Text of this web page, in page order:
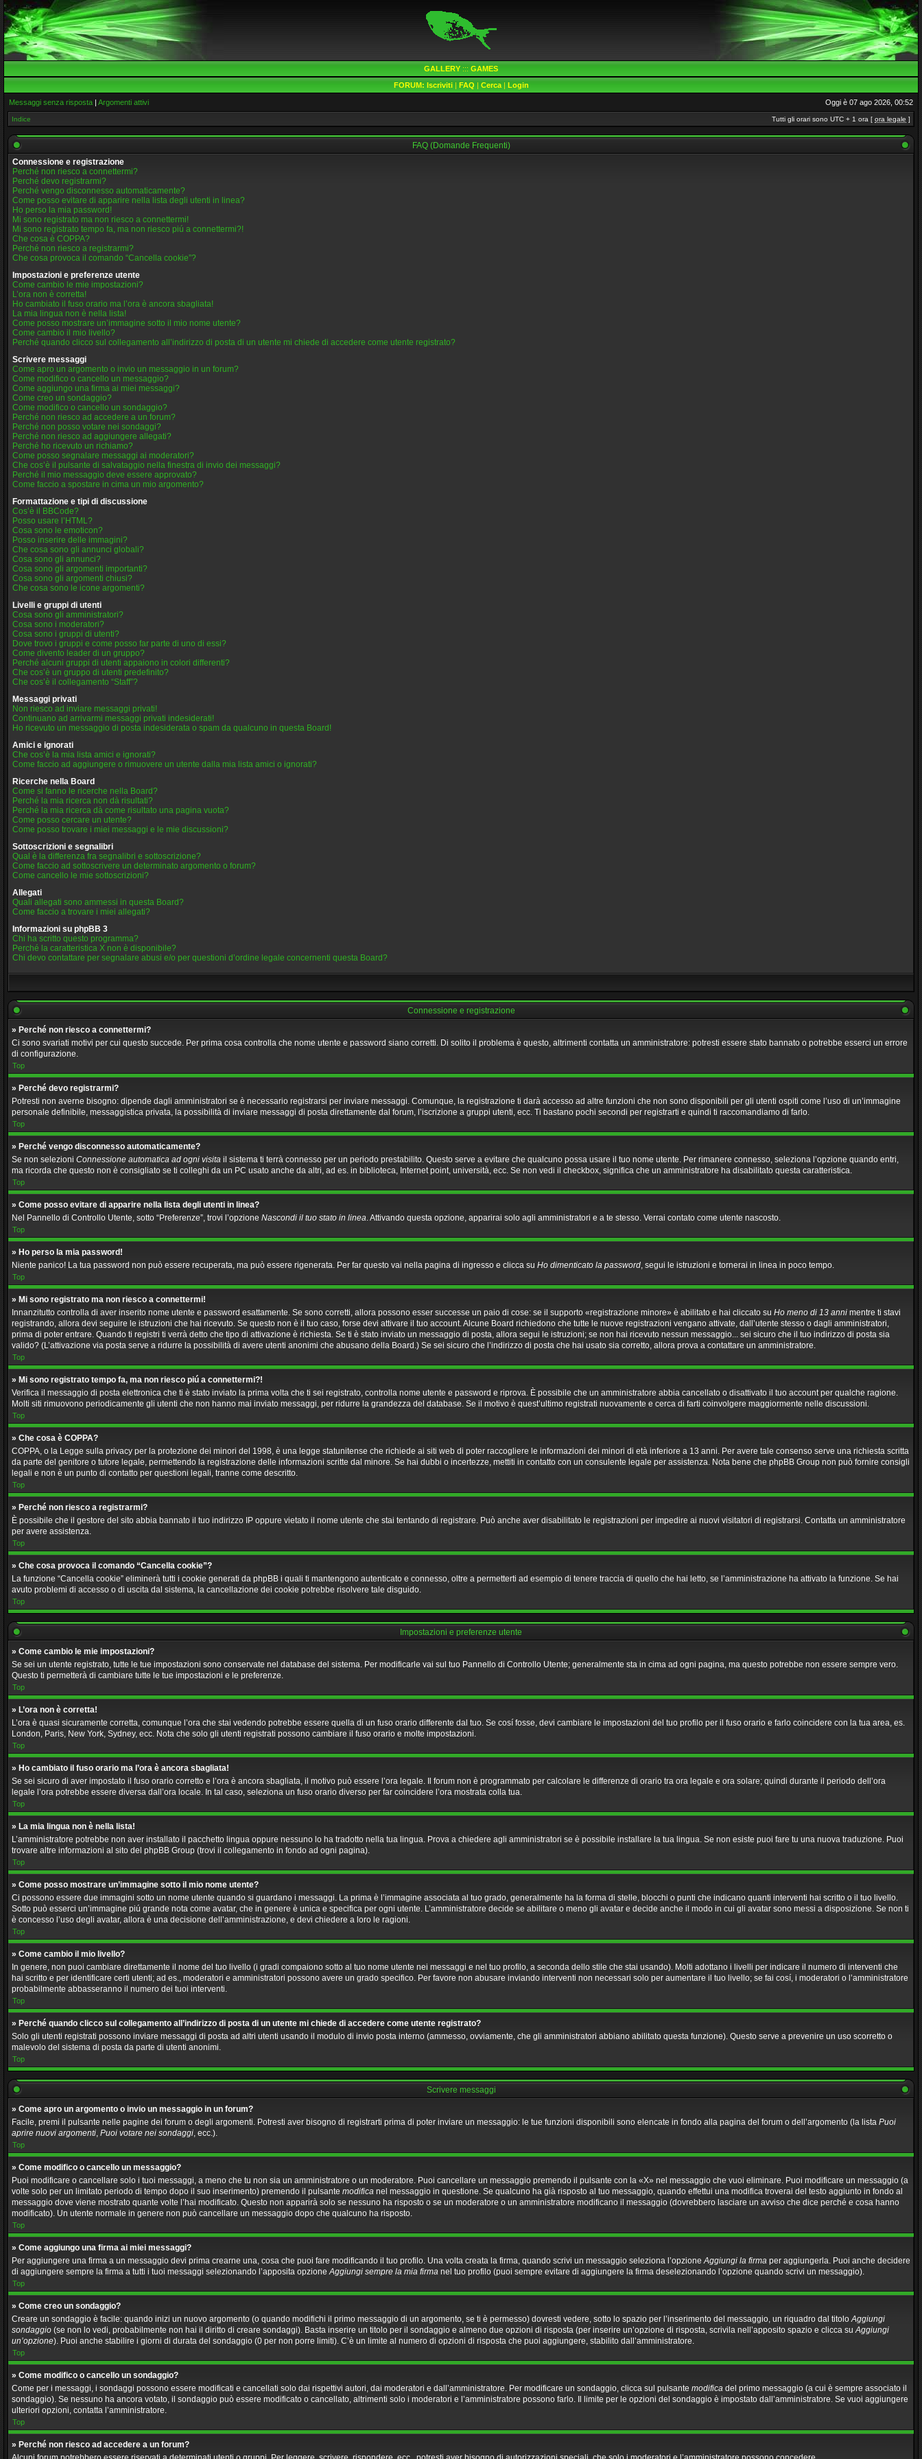
GALLERY ::: GAMES
FORUM: Iscriviti| FAQ | Cerca| Login
Messaggi senza risposta | Argomenti attivi Oggi è 07 ago 2026, 00:52
Indice Tutti gli orari sono UTC + 1 ora [ ora legale ]
FAQ (Domande Frequenti)
Connessione e registrazione
Perché non riesco a connettermi?
Perché devo registrarmi?
Perché vengo disconnesso automaticamente?
Come posso evitare di apparire nella lista degli utenti in linea?
Ho perso la mia password!
Mi sono registrato ma non riesco a connettermi!
Mi sono registrato tempo fa, ma non riesco piú a connettermi?!
Che cosa è COPPA?
Perché non riesco a registrarmi?
Che cosa provoca il comando “Cancella cookie”?
Impostazioni e preferenze utente
Come cambio le mie impostazioni?
L’ora non è corretta!
Ho cambiato il fuso orario ma l’ora è ancora sbagliata!
La mia lingua non è nella lista!
Come posso mostrare un’immagine sotto il mio nome utente?
Come cambio il mio livello?
Perché quando clicco sul collegamento all’indirizzo di posta di un utente mi chiede di accedere come utente registrato?
Scrivere messaggi
Come apro un argomento o invio un messaggio in un forum?
Come modifico o cancello un messaggio?
Come aggiungo una firma ai miei messaggi?
Come creo un sondaggio?
Come modifico o cancello un sondaggio?
Perché non riesco ad accedere a un forum?
Perché non posso votare nei sondaggi?
Perché non riesco ad aggiungere allegati?
Perché ho ricevuto un richiamo?
Come posso segnalare messaggi ai moderatori?
Che cos’è il pulsante di salvataggio nella finestra di invio dei messaggi?
Perché il mio messaggio deve essere approvato?
Come faccio a spostare in cima un mio argomento?
Formattazione e tipi di discussione
Cos’è il BBCode?
Posso usare l’HTML?
Cosa sono le emoticon?
Posso inserire delle immagini?
Che cosa sono gli annunci globali?
Cosa sono gli annunci?
Cosa sono gli argomenti importanti?
Cosa sono gli argomenti chiusi?
Che cosa sono le icone argomenti?
Livelli e gruppi di utenti
Cosa sono gli amministratori?
Cosa sono i moderatori?
Cosa sono i gruppi di utenti?
Dove trovo i gruppi e come posso far parte di uno di essi?
Come divento leader di un gruppo?
Perché alcuni gruppi di utenti appaiono in colori differenti?
Che cos’è un gruppo di utenti predefinito?
Che cos’è il collegamento “Staff”?
Messaggi privati
Non riesco ad inviare messaggi privati!
Continuano ad arrivarmi messaggi privati indesiderati!
Ho ricevuto un messaggio di posta indesiderata o spam da qualcuno in questa Board!
Amici e ignorati
Che cos’è la mia lista amici e ignorati?
Come faccio ad aggiungere o rimuovere un utente dalla mia lista amici o ignorati?
Ricerche nella Board
Come si fanno le ricerche nella Board?
Perché la mia ricerca non dà risultati?
Perché la mia ricerca dà come risultato una pagina vuota?
Come posso cercare un utente?
Come posso trovare i miei messaggi e le mie discussioni?
Sottoscrizioni e segnalibri
Qual è la differenza fra segnalibri e sottoscrizione?
Come faccio ad sottoscrivere un determinato argomento o forum?
Come cancello le mie sottoscrizioni?
Allegati
Quali allegati sono ammessi in questa Board?
Come faccio a trovare i miei allegati?
Informazioni su phpBB 3
Chi ha scritto questo programma?
Perché la caratteristica X non è disponibile?
Chi devo contattare per segnalare abusi e/o per questioni d’ordine legale concernenti questa Board?
Connessione e registrazione
» Perché non riesco a connettermi?
Ci sono svariati motivi per cui questo succede. Per prima cosa controlla che nome utente e password siano corretti. Di solito il problema è questo, altrimenti contatta un amministratore: potresti essere stato bannato o potrebbe esserci un errore
di configurazione.
Top
» Perché devo registrarmi?
Potresti non averne bisogno: dipende dagli amministratori se è necessario registrarsi per inviare messaggi. Comunque, la registrazione ti darà accesso ad altre funzioni che non sono disponibili per gli utenti ospiti come l’uso di un’immagine
personale definibile, messaggistica privata, la possibilità di inviare messaggi di posta direttamente dal forum, l’iscrizione a gruppi utenti, ecc. Ti bastano pochi secondi per registrarti e quindi ti raccomandiamo di farlo.
Top
» Perché vengo disconnesso automaticamente?
Se non selezioni Connessione automatica ad ogni visita il sistema ti terrà connesso per un periodo prestabilito. Questo serve a evitare che qualcuno possa usare il tuo nome utente. Per rimanere connesso, seleziona l’opzione quando entri,
ma ricorda che questo non è consigliato se ti colleghi da un PC usato anche da altri, ad es. in biblioteca, Internet point, università, ecc. Se non vedi il checkbox, significa che un amministratore ha disabilitato questa caratteristica.
Top
» Come posso evitare di apparire nella lista degli utenti in linea?
Nel Pannello di Controllo Utente, sotto “Preferenze”, trovi l’opzione Nascondi il tuo stato in linea. Attivando questa opzione, apparirai solo agli amministratori e a te stesso. Verrai contato come utente nascosto.
Top
» Ho perso la mia password!
Niente panico! La tua password non può essere recuperata, ma può essere rigenerata. Per far questo vai nella pagina di ingresso e clicca su Ho dimenticato la password, segui le istruzioni e tornerai in linea in poco tempo.
Top
» Mi sono registrato ma non riesco a connettermi!
Innanzitutto controlla di aver inserito nome utente e password esattamente. Se sono corretti, allora possono esser successe un paio di cose: se il supporto «registrazione minore» è abilitato e hai cliccato su Ho meno di 13 anni mentre ti stavi
registrando, allora devi seguire le istruzioni che hai ricevuto. Se questo non è il tuo caso, forse devi attivare il tuo account. Alcune Board richiedono che tutte le nuove registrazioni vengano attivate, dall’utente stesso o dagli amministratori,
prima di poter entrare. Quando ti registri ti verrà detto che tipo di attivazione è richiesta. Se ti è stato inviato un messaggio di posta, allora segui le istruzioni; se non hai ricevuto nessun messaggio... sei sicuro che il tuo indirizzo di posta sia
valido? (L’attivazione via posta serve a ridurre la possibilità di avere utenti anonimi che abusano della Board.) Se sei sicuro che l’indirizzo di posta che hai usato sia corretto, allora prova a contattare un amministratore.
Top
» Mi sono registrato tempo fa, ma non riesco piú a connettermi?!
Verifica il messaggio di posta elettronica che ti è stato inviato la prima volta che ti sei registrato, controlla nome utente e password e riprova. È possibile che un amministratore abbia cancellato o disattivato il tuo account per qualche ragione.
Molti siti rimuovono periodicamente gli utenti che non hanno mai inviato messaggi, per ridurre la grandezza del database. Se il motivo è quest’ultimo registrati nuovamente e cerca di farti coinvolgere maggiormente nelle discussioni.
Top
» Che cosa è COPPA?
COPPA, o la Legge sulla privacy per la protezione dei minori del 1998, è una legge statunitense che richiede ai siti web di poter raccogliere le informazioni dei minori di età inferiore a 13 anni. Per avere tale consenso serve una richiesta scritta
da parte del genitore o tutore legale, permettendo la registrazione delle informazioni scritte dal minore. Se hai dubbi o incertezze, mettiti in contatto con un consulente legale per assistenza. Nota bene che phpBB Group non può fornire consigli
legali e non è un punto di contatto per questioni legali, tranne come descritto.
Top
» Perché non riesco a registrarmi?
È possibile che il gestore del sito abbia bannato il tuo indirizzo IP oppure vietato il nome utente che stai tentando di registrare. Può anche aver disabilitato le registrazioni per impedire ai nuovi visitatori di registrarsi. Contatta un amministratore
per avere assistenza.
Top
» Che cosa provoca il comando “Cancella cookie”?
La funzione “Cancella cookie” eliminerà tutti i cookie generati da phpBB i quali ti mantengono autenticato e connesso, oltre a permetterti ad esempio di tenere traccia di quello che hai letto, se l’amministrazione ha attivato la funzione. Se hai
avuto problemi di accesso o di uscita dal sistema, la cancellazione dei cookie potrebbe risolvere tale disguido.
Top
Impostazioni e preferenze utente
» Come cambio le mie impostazioni?
Se sei un utente registrato, tutte le tue impostazioni sono conservate nel database del sistema. Per modificarle vai sul tuo Pannello di Controllo Utente; generalmente sta in cima ad ogni pagina, ma questo potrebbe non essere sempre vero.
Questo ti permetterà di cambiare tutte le tue impostazioni e le preferenze.
Top
» L’ora non è corretta!
L’ora è quasi sicuramente corretta, comunque l’ora che stai vedendo potrebbe essere quella di un fuso orario differente dal tuo. Se cosí fosse, devi cambiare le impostazioni del tuo profilo per il fuso orario e farlo coincidere con la tua area, es.
London, Paris, New York, Sydney, ecc. Nota che solo gli utenti registrati possono cambiare il fuso orario e molte impostazioni.
Top
» Ho cambiato il fuso orario ma l’ora è ancora sbagliata!
Se sei sicuro di aver impostato il fuso orario corretto e l’ora è ancora sbagliata, il motivo può essere l’ora legale. Il forum non è programmato per calcolare le differenze di orario tra ora legale e ora solare; quindi durante il periodo dell’ora
legale l’ora potrebbe essere diversa dall’ora locale. In tal caso, seleziona un fuso orario diverso per far coincidere l’ora mostrata colla tua.
Top
» La mia lingua non è nella lista!
L’amministratore potrebbe non aver installato il pacchetto lingua oppure nessuno lo ha tradotto nella tua lingua. Prova a chiedere agli amministratori se è possibile installare la tua lingua. Se non esiste puoi fare tu una nuova traduzione. Puoi
trovare altre informazioni al sito del phpBB Group (trovi il collegamento in fondo ad ogni pagina).
Top
» Come posso mostrare un’immagine sotto il mio nome utente?
Ci possono essere due immagini sotto un nome utente quando si guardano i messaggi. La prima è l’immagine associata al tuo grado, generalmente ha la forma di stelle, blocchi o punti che indicano quanti interventi hai scritto o il tuo livello.
Sotto può esserci un’immagine piú grande nota come avatar, che in genere è unica e specifica per ogni utente. L’amministratore decide se abilitare o meno gli avatar e decide anche il modo in cui gli avatar sono messi a disposizione. Se non ti
è concesso l’uso degli avatar, allora è una decisione dell’amministrazione, e devi chiedere a loro le ragioni.
Top
» Come cambio il mio livello?
In genere, non puoi cambiare direttamente il nome del tuo livello (i gradi compaiono sotto al tuo nome utente nei messaggi e nel tuo profilo, a seconda dello stile che stai usando). Molti adottano i livelli per indicare il numero di interventi che
hai scritto e per identificare certi utenti; ad es., moderatori e amministratori possono avere un grado specifico. Per favore non abusare inviando interventi non necessari solo per aumentare il tuo livello; se fai cosí, i moderatori o l’amministratore
probabilmente abbasseranno il numero dei tuoi interventi.
Top
» Perché quando clicco sul collegamento all’indirizzo di posta di un utente mi chiede di accedere come utente registrato?
Solo gli utenti registrati possono inviare messaggi di posta ad altri utenti usando il modulo di invio posta interno (ammesso, ovviamente, che gli amministratori abbiano abilitato questa funzione). Questo serve a prevenire un uso scorretto o
malevolo del sistema di posta da parte di utenti anonimi.
Top
Scrivere messaggi
» Come apro un argomento o invio un messaggio in un forum?
Facile, premi il pulsante nelle pagine dei forum o degli argomenti. Potresti aver bisogno di registrarti prima di poter inviare un messaggio: le tue funzioni disponibili sono elencate in fondo alla pagina del forum o dell’argomento (la lista Puoi
aprire nuovi argomenti, Puoi votare nei sondaggi, ecc.).
Top
» Come modifico o cancello un messaggio?
Puoi modificare o cancellare solo i tuoi messaggi, a meno che tu non sia un amministratore o un moderatore. Puoi cancellare un messaggio premendo il pulsante con la «X» nel messaggio che vuoi eliminare. Puoi modificare un messaggio (a
volte solo per un limitato periodo di tempo dopo il suo inserimento) premendo il pulsante modifica nel messaggio in questione. Se qualcuno ha già risposto al tuo messaggio, quando effettui una modifica troverai del testo aggiunto in fondo al
messaggio dove viene mostrato quante volte l’hai modificato. Questo non apparirà solo se nessuno ha risposto o se un moderatore o un amministratore modificano il messaggio (dovrebbero lasciare un avviso che dice perché e cosa hanno
modificato). Un utente normale in genere non può cancellare un messaggio dopo che qualcuno ha risposto.
Top
» Come aggiungo una firma ai miei messaggi?
Per aggiungere una firma a un messaggio devi prima crearne una, cosa che puoi fare modificando il tuo profilo. Una volta creata la firma, quando scrivi un messaggio seleziona l’opzioneAggiungi la firma per aggiungerla. Puoi anche decidere
di aggiungere sempre la firma a tutti i tuoi messaggi selezionando l’apposita opzioneAggiungi sempre la mia firma nel tuo profilo (puoi sempre evitare di aggiungere la firma deselezionando l’opzione quando scrivi un messaggio).
Top
» Come creo un sondaggio?
Creare un sondaggio è facile: quando inizi un nuovo argomento (o quando modifichi il primo messaggio di un argomento, se ti è permesso) dovresti vedere, sotto lo spazio per l’inserimento del messaggio, un riquadro dal titoloAggiungi
sondaggio (se non lo vedi, probabilmente non hai il diritto di creare sondaggi). Basta inserire un titolo per il sondaggio e almeno due opzioni di risposta (per inserire un’opzione di risposta, scrivila nell’apposito spazio e clicca suAggiungi
un’opzione). Puoi anche stabilire i giorni di durata del sondaggio (0 per non porre limiti). C’è un limite al numero di opzioni di risposta che puoi aggiungere, stabilito dall’amministratore.
Top
» Come modifico o cancello un sondaggio?
Come per i messaggi, i sondaggi possono essere modificati e cancellati solo dai rispettivi autori, dai moderatori e dall’amministratore. Per modificare un sondaggio, clicca sul pulsante modifica del primo messaggio (a cui è sempre associato il
sondaggio). Se nessuno ha ancora votato, il sondaggio può essere modificato o cancellato, altrimenti solo i moderatori e l’amministratore possono farlo. Il limite per le opzioni del sondaggio è impostato dall’amministratore. Se vuoi aggiungere
ulteriori opzioni, contatta l’amministratore.
Top
» Perché non riesco ad accedere a un forum?